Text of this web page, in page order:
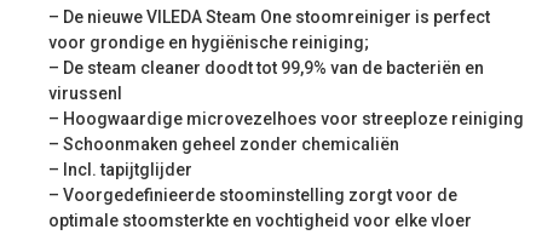
– De nieuwe VILEDA Steam One stoomreiniger is perfect
voor grondige en hygiënische reiniging;
– De steam cleaner doodt tot 99,9% van de bacteriën en
virussenI
– Hoogwaardige microvezelhoes voor streeploze reiniging
– Schoonmaken geheel zonder chemicaliën
– Incl. tapijtglijder
– Voorgedefinieerde stoominstelling zorgt voor de
optimale stoomsterkte en vochtigheid voor elke vloer